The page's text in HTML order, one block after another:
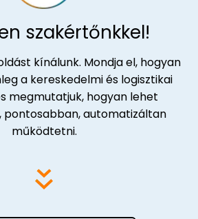
szakértőnkkel!
kínálunk. Mondja el, hogyan
a kereskedelmi és logisztikai
megmutatjuk, hogyan lehet
pontosabban, automatizáltan
működtetni.